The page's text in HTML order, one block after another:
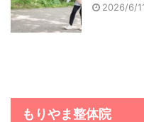
2026/6/
もりやま整体院